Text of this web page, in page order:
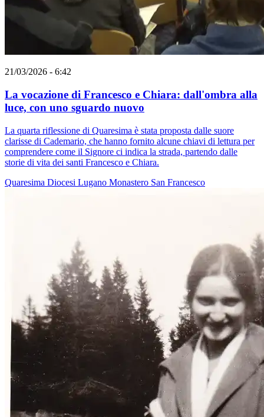
21/03/2026 - 6:42
La vocazione di Francesco e Chiara: dall'ombra alla
luce, con uno sguardo nuovo
La quarta riflessione di Quaresima è stata proposta dalle suore
clarisse di Cademario, che hanno fornito alcune chiavi di lettura per
comprendere come il Signore ci indica la strada, partendo dalle
storie di vita dei santi Francesco e Chiara.
Quaresima Diocesi Lugano Monastero San Francesco